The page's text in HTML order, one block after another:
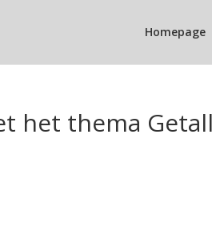
Homepage
het thema